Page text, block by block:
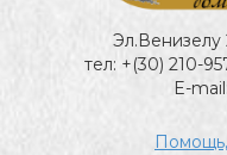
тел: +(30) 210-
E-
Помощь,